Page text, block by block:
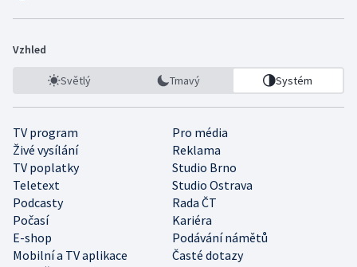
Vzhled
Světlý Tmavý Systém
TV program
Pro média
Živé vysílání
Reklama
TV poplatky
Studio Brno
Teletext
Studio Ostrava
Podcasty
Rada ČT
Počasí
Kariéra
E-shop
Podávání námětů
Mobilní a TV aplikace
Časté dotazy